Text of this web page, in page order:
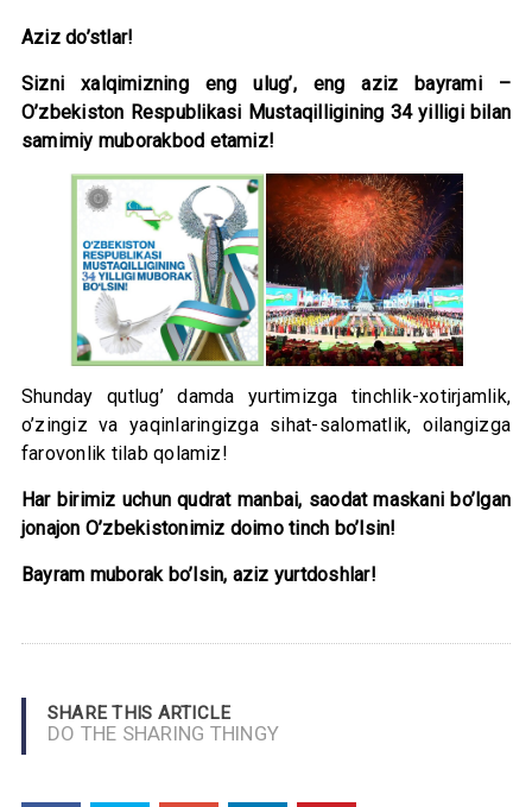
Aziz do’stlar!
Sizni xalqimizning eng ulug’, eng aziz bayrami –
O’zbekiston Respublikasi Mustaqilligining 34 yilligi bilan
samimiy muborakbod etamiz!
Shunday qutlug’ damda yurtimizga tinchlik-xotirjamlik,
o’zingiz va yaqinlaringizga sihat-salomatlik, oilangizga
farovonlik tilab qolamiz!
Har birimiz uchun qudrat manbai, saodat maskani bo’lgan
jonajon O’zbekistonimiz doimo tinch bo’lsin!
Bayram muborak bo’lsin, aziz yurtdoshlar!
SHARE THIS ARTICLE
DO THE SHARING THINGY